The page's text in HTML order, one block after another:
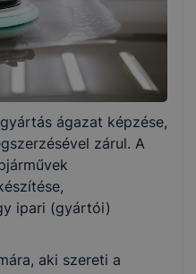
ágazat képzése,
zárul. A
ipari (gyártói)
aki szereti a